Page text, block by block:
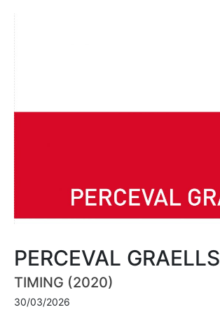
PERCEVAL GRAELLS
TIMING (2020)
30/03/2026